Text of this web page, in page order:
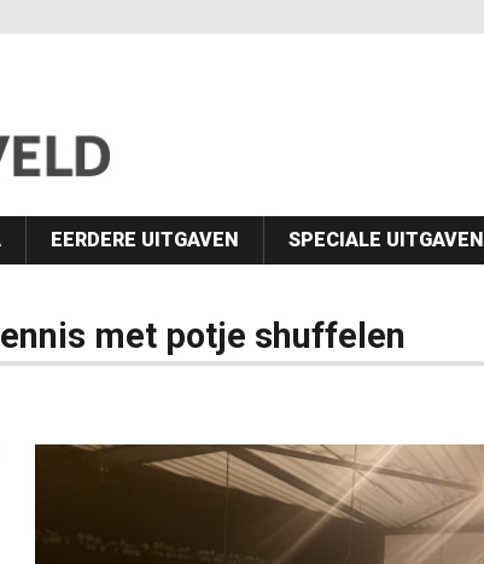
EERDERE UITGAVEN SPECIALE UITGAVEN
met potje shuffelen